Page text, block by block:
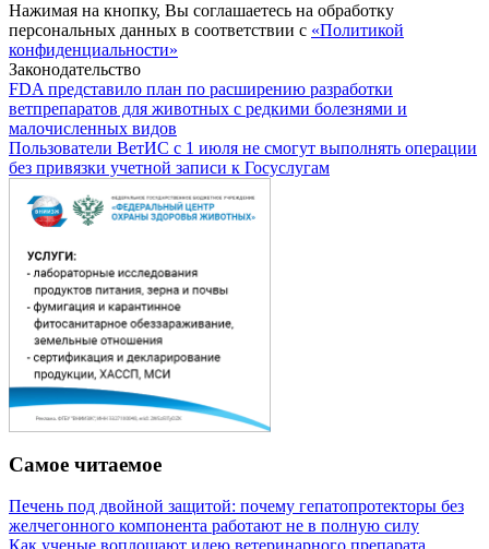
Нажимая на кнопку, Вы соглашаетесь на обработку
персональных данных в соответствии с «Политикой
конфиденциальности»
Законодательство
FDA представило план по расширению разработки
ветпрепаратов для животных с редкими болезнями и
малочисленных видов
Пользователи ВетИС с 1 июля не смогут выполнять операции
без привязки учетной записи к Госуслугам
Самое читаемое
Печень под двойной защитой: почему гепатопротекторы без
желчегонного компонента работают не в полную силу